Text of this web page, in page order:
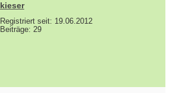
kieser
Registriert seit: 19.06.2012
Beiträge: 29